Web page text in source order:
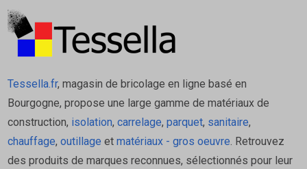
Tessella.fr, magasin de bricolage en ligne basé en
Bourgogne, propose une large gamme de matériaux de
construction, isolation, carrelage, parquet, sanitaire,
chauffage, outillage et matériaux - gros oeuvre. Retrouvez
des produits de marques reconnues, sélectionnés pour leur